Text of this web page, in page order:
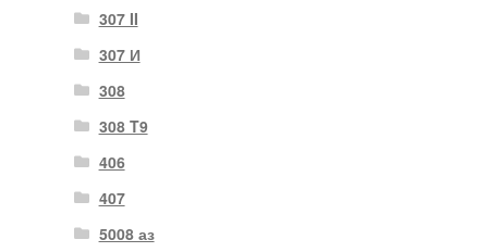
307 II
307 И
308
308 T9
406
407
5008 аз